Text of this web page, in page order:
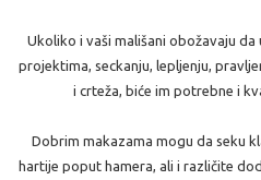
Ukoliko i vaši mališani obožavaju
projektima, seckanju, lepljenju,
i crteža, biće im potrebne i
Dobrim makazama mogu da seku
hartije poput hamera, ali i različite